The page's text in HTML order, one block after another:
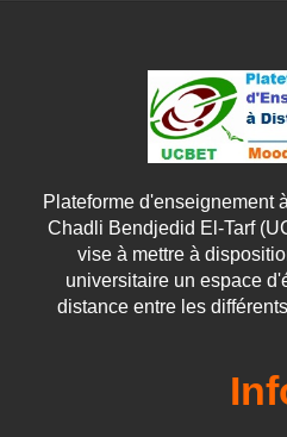
Plateforme d'enseignement
Chadli Bendjedid El-Tarf
vise à mettre à
universitaire un espace
distance entre les